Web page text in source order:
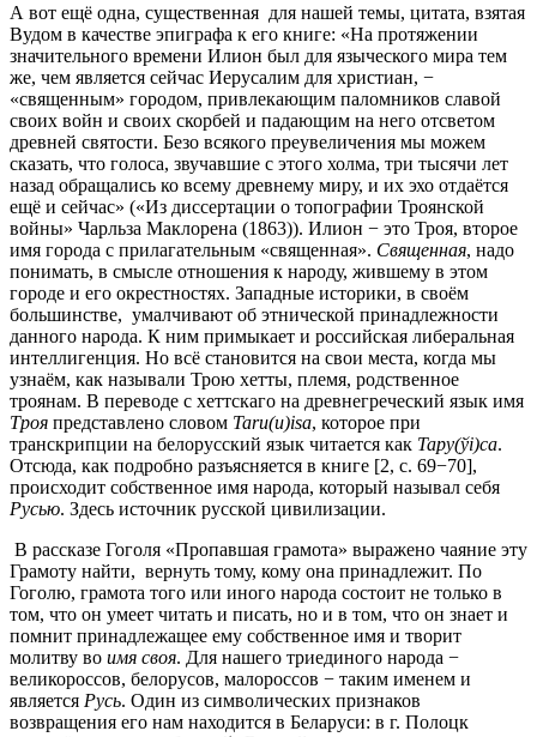
А вот ещё одна, существенная для нашей темы, цитата, взятая
Вудом в качестве эпиграфа к его книге: «На протяжении
значительного времени Илион был для языческого мира тем
же, чем является сейчас Иерусалим для христиан, −
«священным» городом, привлекающим паломников славой
своих войн и своих скорбей и падающим на него отсветом
древней святости. Безо всякого преувеличения мы можем
сказать, что голоса, звучавшие с этого холма, три тысячи лет
назад обращались ко всему древнему миру, и их эхо отдаётся
ещё и сейчас» («Из диссертации о топографии Троянской
войны» Чарльза Маклорена (1863)). Илион − это Троя, второе
имя города с прилагательным «священная». Священная, надо
понимать, в смысле отношения к народу, жившему в этом
городе и его окрестностях. Западные историки, в своём
большинстве, умалчивают об этнической принадлежности
данного народа. К ним примыкает и российская либеральная
интеллигенция. Но всё становится на свои места, когда мы
узнаём, как называли Трою хетты, племя, родственное
троянам. В переводе с хеттскаго на древнегреческий язык имя
Троя представлено словом Taru(u)isa, которое при
транскрипции на белорусский язык читается как Тару(ўi)са.
Отсюда, как подробно разъясняется в книге [2, c. 69−70],
происходит собственное имя народа, который называл себя
Русью. Здесь источник русской цивилизации.
В рассказе Гоголя «Пропавшая грамота» выражено чаяние эту
Грамоту найти, вернуть тому, кому она принадлежит. По
Гоголю, грамота того или иного народа состоит не только в
том, что он умеет читать и писать, но и в том, что он знает и
помнит принадлежащее ему собственное имя и творит
молитву во имя своя. Для нашего триединого народа −
великороссов, белорусов, малороссов − таким именем и
является Русь. Один из символических признаков
возвращения его нам находится в Беларуси: в г. Полоцк